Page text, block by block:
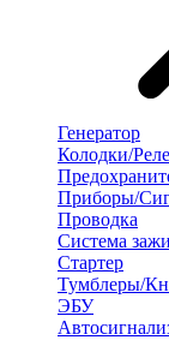
Генератор
Колодки/Реле
Приборы/
Проводка
Система
Стартер
Тумблеры/
ЭБУ